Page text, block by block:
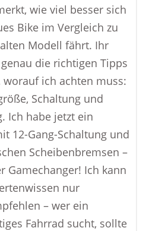
wie viel besser sich
Bike im Vergleich zu
Modell fährt. Ihr
die richtigen Tipps
worauf ich achten muss:
Schaltung und
Ich habe jetzt ein
12-Gang-Schaltung und
Scheibenbremsen –
Gamechanger! Ich kann
nur
– wer ein
Fahrrad sucht, sollte